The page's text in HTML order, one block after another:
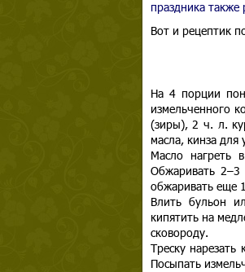
праздника также
Вот и рецептик
На 4 порции
измельченного
(зиры), 2 ч. л.
масла, кинза для
Масло нагреть
Обжаривать
обжаривать еще
Влить бульон
кипятить на
сковороду.
Треску
Посыпать